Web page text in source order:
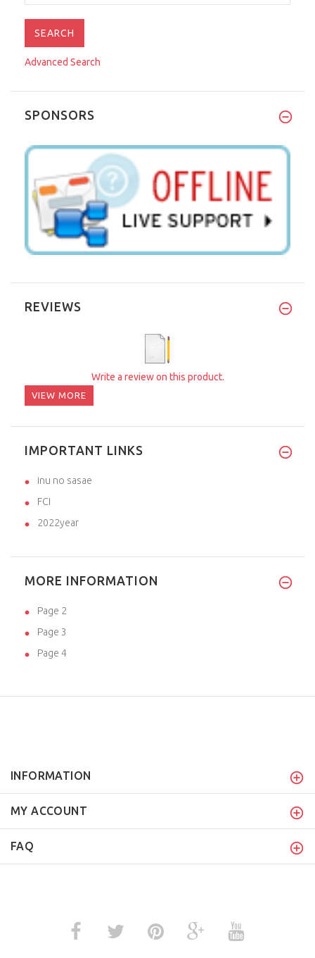
Advanced Search
SPONSORS
REVIEWS
Write a review on this product.
VIEW MORE
IMPORTANT LINKS
inu no sasae
FCI
2022year
MORE INFORMATION
Page 2
Page 3
Page 4
INFORMATION
MY ACCOUNT
FAQ